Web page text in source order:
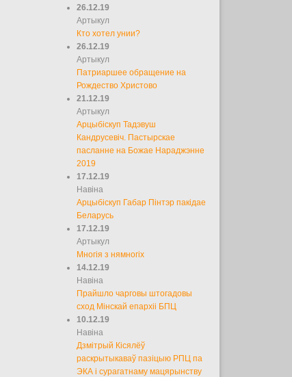
26.12.19
Артыкул
Кто хотел унии?
26.12.19
Артыкул
Патриаршее обращение на
Рождество Христово
21.12.19
Артыкул
Арцыбіскуп Тадэвуш
Кандрусевіч. Пастырскае
пасланне на Божае Нараджэнне
2019
17.12.19
Навіна
Арцыбіскуп Габар Пінтэр пакідае
Беларусь
17.12.19
Артыкул
Многія з нямногіх
14.12.19
Навіна
Прайшло чарговы штогадовы
сход Мінскай епархіі БПЦ
10.12.19
Навіна
Дзмітрый Кісялёў
раскрытыкаваў пазіцыю РПЦ па
ЭКА і сурагатнаму мацярынству